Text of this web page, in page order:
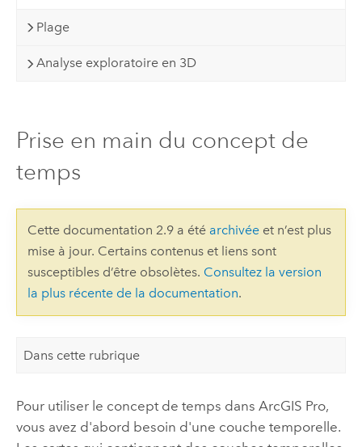
Plage
Analyse exploratoire en 3D
Prise en main du concept de
temps
Cette documentation 2.9 a été archivéeet n’est plus
mise à jour. Certains contenus et liens sont
susceptibles d’être obsolètes. Consultez la version
la plus récente de la documentation.
Dans cette rubrique
Pour utiliser le concept de temps dans ArcGIS Pro,
vous avez d'abord besoin d'une couche temporelle.